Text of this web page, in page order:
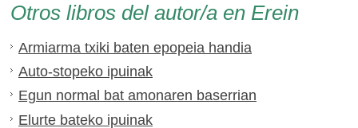
Otros libros del autor/a en Erein
Armiarma txiki baten epopeia handia
Auto-stopeko ipuinak
Egun normal bat amonaren baserrian
Elurte bateko ipuinak